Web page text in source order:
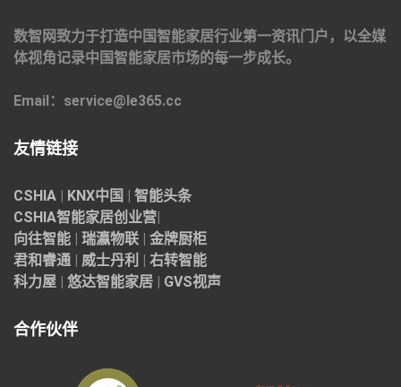
数智网致力于打造中国智能家居行业第一资讯门户，以全媒
体视角记录中国智能家居市场的每一步成长。
Email：service@le365.cc
友情链接
CSHIA KNX中国
智能头条
CSHIA智能家居创业营
向往智能
瑞瀛物联
金牌厨柜
君和睿通
威士丹利
右转智能
科力屋
悠达智能家居 GVS视声
合作伙伴